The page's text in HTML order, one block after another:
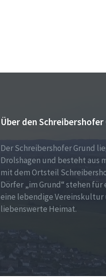
Über den Schreibershofer
Der Schreibershofer Grund
Drolshagen und besteht aus
mit dem Ortsteil
Dörfer „im Grund“ stehen
eine lebendige Vereinskultur
liebenswerte Heimat.